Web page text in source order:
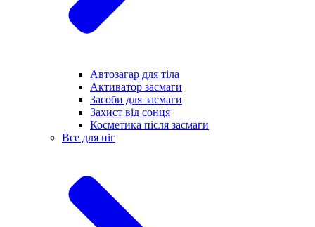
Автозагар для тіла
Активатор засмаги
Засоби для засмаги
Захист від сонця
Косметика після засмаги
Все для ніг